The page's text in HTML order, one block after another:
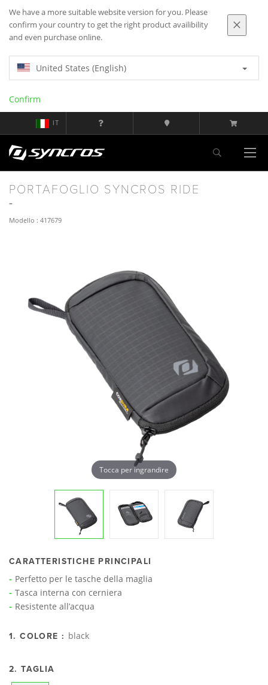
We have a more suitable website version for you. Please
confirm your country to get the right product availibility
and even purchase online.
United States (English)
Confirm
IT
PORTAFOGLIO SYNCROS RIDE
Modello : 417679
Tocca per ingrandire
CARATTERISTICHE PRINCIPALI
Perfetto per le tasche della maglia
Tasca interna con cerniera
Resistente all’acqua
1. COLORE : black
2. TAGLIA